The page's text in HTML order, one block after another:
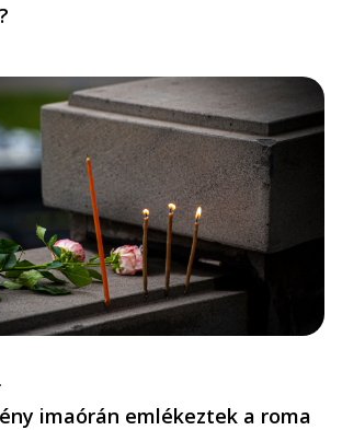
imaórán emlékeztek a roma